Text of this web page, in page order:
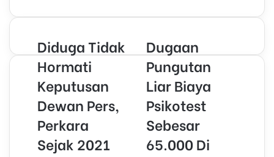
e
o Diduga Tidak
Hormati
Keputusan
Dewan Pers,
Perkara
Sejak 2021
Dugaan
Pungutan
Liar Biaya
Psikotest
Sebesar
65.000 Di